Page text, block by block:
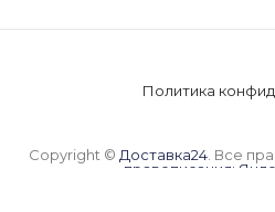
Политика
Copyright © Доставка24. Все
правописания: